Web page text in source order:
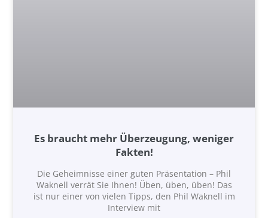
Es braucht mehr Überzeugung, weniger
Fakten!
Die Geheimnisse einer guten Präsentation – Phil
Waknell verrät Sie Ihnen! Üben, üben, üben! Das
ist nur einer von vielen Tipps, den Phil Waknell im
Interview mit